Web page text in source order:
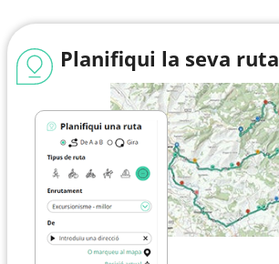
Planifiqui la seva ruta